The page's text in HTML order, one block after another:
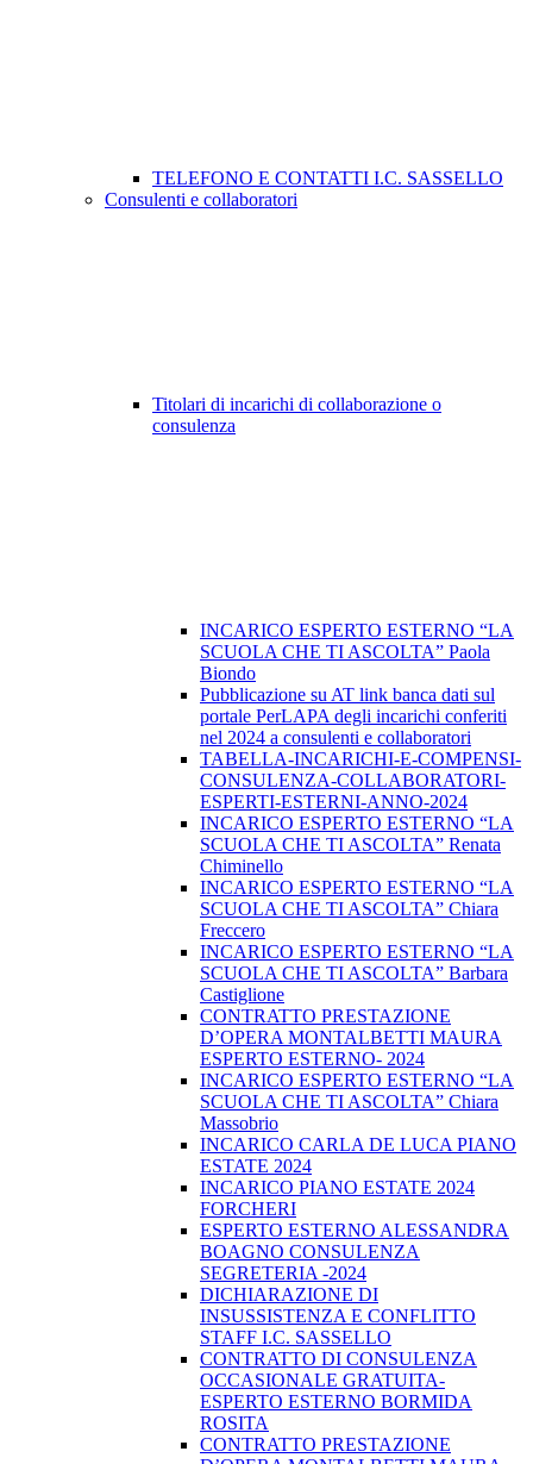
TELEFONO E CONTATTI I.C. SASSELLO
Consulenti e collaboratori
Titolari di incarichi di collaborazione o
consulenza
INCARICO ESPERTO ESTERNO “LA
SCUOLA CHE TI ASCOLTA” Paola
Biondo
Pubblicazione su AT link banca dati sul
portale PerLAPA degli incarichi conferiti
nel 2024 a consulenti e collaboratori
TABELLA-INCARICHI-E-COMPENSI-
CONSULENZA-COLLABORATORI-
ESPERTI-ESTERNI-ANNO-2024
INCARICO ESPERTO ESTERNO “LA
SCUOLA CHE TI ASCOLTA” Renata
Chiminello
INCARICO ESPERTO ESTERNO “LA
SCUOLA CHE TI ASCOLTA” Chiara
Freccero
INCARICO ESPERTO ESTERNO “LA
SCUOLA CHE TI ASCOLTA” Barbara
Castiglione
CONTRATTO PRESTAZIONE
D’OPERA MONTALBETTI MAURA
ESPERTO ESTERNO- 2024
INCARICO ESPERTO ESTERNO “LA
SCUOLA CHE TI ASCOLTA” Chiara
Massobrio
INCARICO CARLA DE LUCA PIANO
ESTATE 2024
INCARICO PIANO ESTATE 2024
FORCHERI
ESPERTO ESTERNO ALESSANDRA
BOAGNO CONSULENZA
SEGRETERIA -2024
DICHIARAZIONE DI
INSUSSISTENZA E CONFLITTO
STAFF I.C. SASSELLO
CONTRATTO DI CONSULENZA
OCCASIONALE GRATUITA-
ESPERTO ESTERNO BORMIDA
ROSITA
CONTRATTO PRESTAZIONE